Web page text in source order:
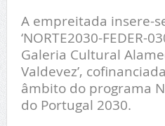
A empreitada insere-
‘NORTE2030-FEDER-
Galeria Cultural
Valdevez’,
âmbito do programa
do Portugal 2030.